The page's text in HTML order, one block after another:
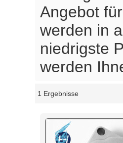
Angebot
werden in
niedrigste
werden
1 Ergebnisse